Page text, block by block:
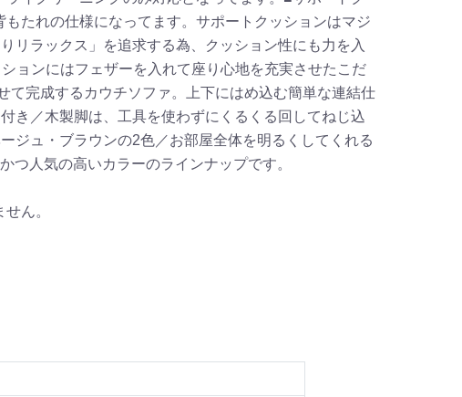
たれの仕様になってます。サポートクッションはマジ
リラックス」を追求する為、クッション性にも力を入
ョンにはフェザーを入れて座り心地を充実させたこだ
完成するカウチソファ。上下にはめ込む簡単な連結仕
き／木製脚は、工具を使わずにくるくる回してねじ込
ジュ・ブラウンの2色／お部屋全体を明るくしてくれる
つ人気の高いカラーのラインナップです。
ん。